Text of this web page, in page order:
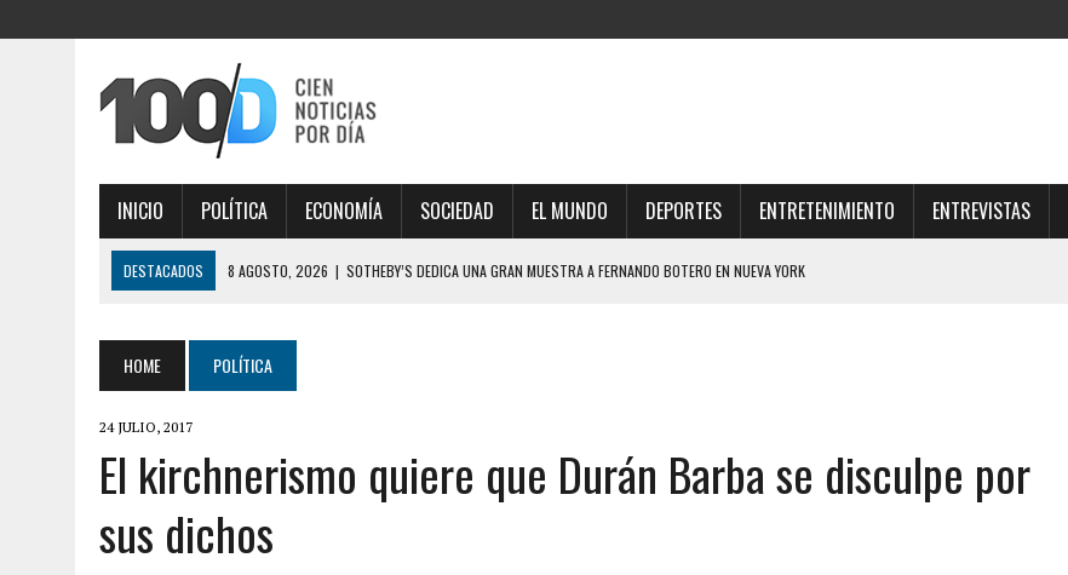
INICIO POLÍTICA ECONOMÍA SOCIEDAD EL MUNDO DEPORTES ENTRETENIMIENTO ENTREVISTAS
DESTACADOS 8 AGOSTO, 2026 | SOTHEBY’S DEDICA UNA GRAN MUESTRA A FERNANDO BOTERO EN NUEVA YORK
8 AGOSTO, 2026 | CONSUMO EN BAJA: POR QUÉ LOS FORMATOS MÚLTIPLES GANAN LUGAR EN LAS COMPRAS COTIDIANAS
8 AGOSTO, 2026
ENDEUDADOS
HOME POLÍTICA
24 JULIO, 2017
El kirchnerismo quiere que Durán Barba se disculpe por
sus dichos